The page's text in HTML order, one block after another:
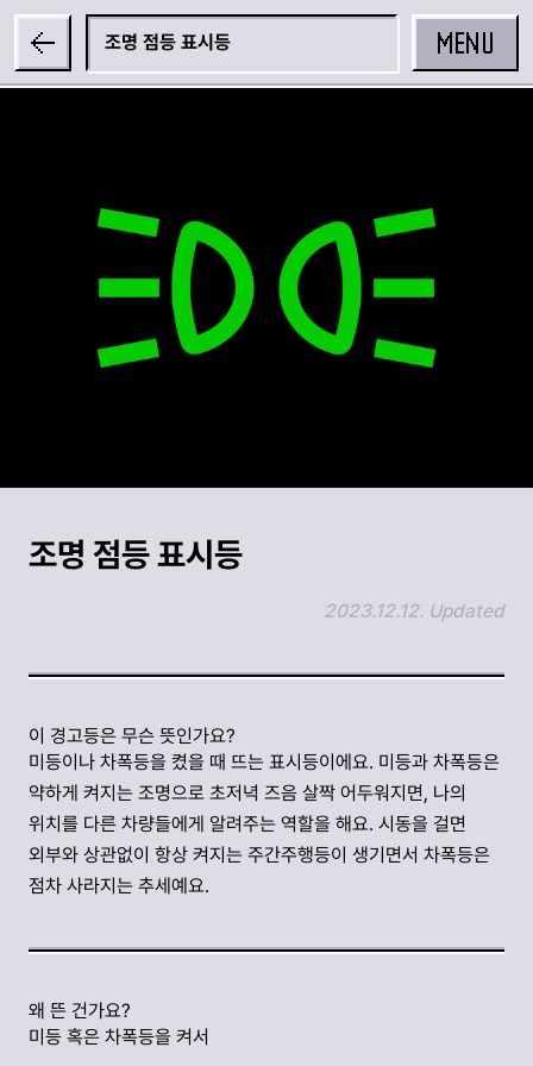
MENU
조명 점등 표시등
조명 점등 표시등
2023.12.12. Updated
이 경고등은 무슨 뜻인가요?
미등이나 차폭등을 켰을 때 뜨는 표시등이에요. 미등과 차폭등은
약하게 켜지는 조명으로 초저녁 즈음 살짝 어두워지면, 나의
위치를 다른 차량들에게 알려주는 역할을 해요. 시동을 걸면
외부와 상관없이 항상 켜지는 주간주행등이 생기면서 차폭등은
점차 사라지는 추세예요.
왜 뜬 건가요?
미등 혹은 차폭등을 켜서
링크 복사하기